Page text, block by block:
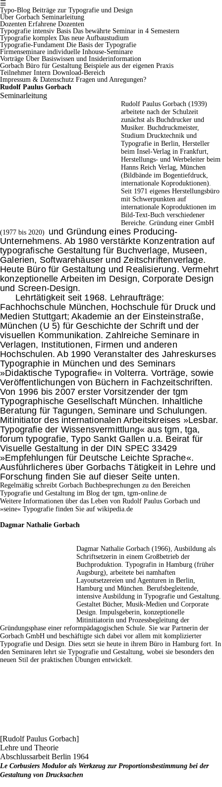
☰
Typo-Blog Beiträge zur Typografie und Design
Über Gorbach Seminarleitung
Dozenten Erfahrene Dozenten
Typografie intensiv Basis Das bewährte Seminar in 4 Semestern
Typografie komplex Das neue Aufbaustudium
Typografie-Fundament Die Basis der Typografie
Firmenseminare individuelle Inhouse-Seminare
Vorträge Über Basiswissen und Insiderinformation
Gorbach Büro für Gestaltung Beispiele aus der eigenen Praxis
Teilnehmer Intern Download-Bereich
Impressum & Datenschutz Fragen und Anregungen?
Rudolf Paulus Gorbach
Seminarleitung
Rudolf Paulus Gorbach (1939)
arbeitete nach der Schulzeit
zunächst als Buchdrucker und
Musiker. Buchdruckmeister,
Studium Drucktechnik und
Typografie in Berlin, Hersteller
beim Insel-Verlag in Frankfurt,
Herstellungs- und Werbeleiter beim
Hanns Reich Verlag, München
(Bildbände im Bogentiefdruck,
internationale Koproduktionen).
Seit 1971 eigenes Herstellungsbüro
mit Schwerpunkten auf
internationale Koproduktionen im
Bild-Text-Buch verschiedener
Bereiche. Gründung einer GmbH
(1977 bis 2020) und Gründung eines Producing-
Unternehmens. Ab 1980 verstärkte Konzentration auf
typografische Gestaltung für Buchverlage, Museen,
Galerien, Softwarehäuser und Zeitschriftenverlage.
Heute Büro für Gestaltung und Realisierung. Vermehrt
konzeptionelle Arbeiten im Design, Corporate Design
und Screen-Design.
Lehrtätigkeit seit 1968. Lehraufträge:
Fachhochschule München, Hochschule für Druck und
Medien Stuttgart; Akademie an der Einsteinstraße,
München (U 5) für Geschichte der Schrift und der
visuellen Kommunikation. Zahlreiche Seminare in
Verlagen, Institutionen, Firmen und anderen
Hochschulen. Ab 1990 Veranstalter des Jahreskurses
Typographie in München und des Seminars
»Didaktische Typografie« in Volterra. Vorträge, sowie
Veröffentlichungen von Büchern in Fachzeitschriften.
Von 1996 bis 2007 erster Vorsitzender der tgm
Typographische Gesellschaft München. Inhaltliche
Beratung für Tagungen, Seminare und Schulungen.
Mitinitiator des internationalen Arbeitskreises »Lesbar.
Typografie der Wissensvermittlung« aus tgm, tga,
forum typografie, Typo Sankt Gallen u.a. Beirat für
Visuelle Gestaltung in der DIN SPEC 33429
»Empfehlungen für Deutsche Leichte Sprache«.
Ausführlicheres über Gorbachs Tätigkeit in Lehre und
Forschung finden Sie auf dieser Seite unten.
Regelmäßig schreibt Gorbach Buchbesprechungen zu den Bereichen
Typografie und Gestaltung im Blog der tgm, tgm-online.de
Weitere Informationen über das Leben von Rudolf Paulus Gorbach und
»seine« Typografie finden Sie auf wikipedia.de
Dagmar Nathalie Gorbach
Dagmar Nathalie Gorbach (1966), Ausbildung als
Schriftsetzerin in einem Großbetrieb der
Buchproduktion. Typografin in Hamburg (früher
Augsburg), arbeitete bei namhaften
Layoutsetzereien und Agenturen in Berlin,
Hamburg und München. Berufsbegleitende,
intensive Ausbildung in Typografie und Gestaltung.
Gestaltet Bücher, Musik-Medien und Corporate
Design. Impulsgeberin, konzeptionelle
Mitinitiatorin und Prozessbegleitung der
Gründungsphase einer reformpädagogischen Schule. Sie war Partnerin der
Gorbach GmbH und beschäftigte sich dabei vor allem mit komplizierter
Typografie und Design. Dies setzt sie heute in ihrem Büro in Hamburg fort. In
den Seminaren lehrt sie Typografie und Gestaltung, wobei sie besonders den
neuen Stil der praktischen Übungen entwickelt.
[Rudolf Paulus Gorbach]
Lehre und Theorie
Abschlussarbeit Berlin 1964
Le Corbusiers Modulor als Werkzeug zur Proportionsbestimmung bei der
Gestaltung von Drucksachen